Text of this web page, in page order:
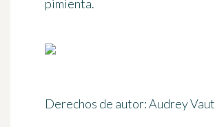
pimienta.
Derechos de autor: Audrey